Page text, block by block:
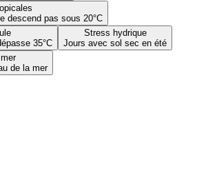
descend pas sous 20°C
35°C
Stress hydrique
Jours avec sol sec en été
de la mer